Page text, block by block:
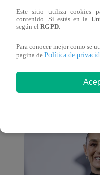
Este sitio utiliza cookies
contenido. Si estás en la
según el RGPD
Para conocer mejor como se
pagina de Política de